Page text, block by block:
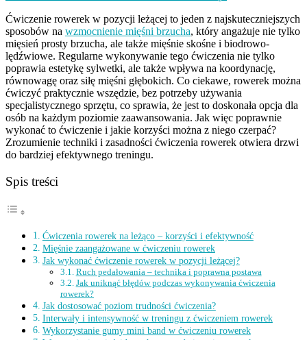
Ćwiczenie rowerek w pozycji leżącej to jeden z najskuteczniejszych
sposobów na wzmocnienie mięśni brzucha, który angażuje nie tylko
mięsień prosty brzucha, ale także mięśnie skośne i biodrowo-
lędźwiowe. Regularne wykonywanie tego ćwiczenia nie tylko
poprawia estetykę sylwetki, ale także wpływa na koordynację,
równowagę oraz siłę mięśni głębokich. Co ciekawe, rowerek można
ćwiczyć praktycznie wszędzie, bez potrzeby używania
specjalistycznego sprzętu, co sprawia, że jest to doskonała opcja dla
osób na każdym poziomie zaawansowania. Jak więc poprawnie
wykonać to ćwiczenie i jakie korzyści można z niego czerpać?
Zrozumienie techniki i zasadności ćwiczenia rowerek otwiera drzwi
do bardziej efektywnego treningu.
Spis treści
Ćwiczenia rowerek na leżąco – korzyści i efektywność
Mięśnie zaangażowane w ćwiczeniu rowerek
Jak wykonać ćwiczenie rowerek w pozycji leżącej?
Ruch pedałowania – technika i poprawna postawa
Jak uniknąć błędów podczas wykonywania ćwiczenia
rowerek?
Jak dostosować poziom trudności ćwiczenia?
Interwały i intensywność w treningu z ćwiczeniem rowerek
Wykorzystanie gumy mini band w ćwiczeniu rowerek